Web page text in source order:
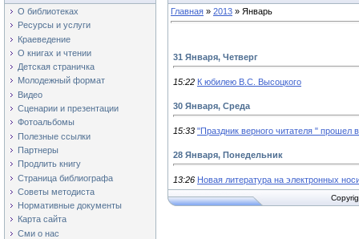
О библиотеках
Ресурсы и услуги
Краеведение
О книгах и чтении
Детская страничка
Молодежный формат
Видео
Сценарии и презентации
Фотоальбомы
Полезные ссылки
Партнеры
Продлить книгу
Страница библиографа
Советы методиста
Нормативные документы
Карта сайта
Сми о нас
01.04 11-00 Ф№3
Экологический час «Наши
крылатые друзья!»
(Международный день птиц)
Главная » 2013 » Январь
31 Января, Четверг
15:22 К юбилею В.С. Высоцкого
30 Января, Среда
15:33 "Праздник верного читателя "
28 Января, Понедельник
13:26 Новая литература на электронных